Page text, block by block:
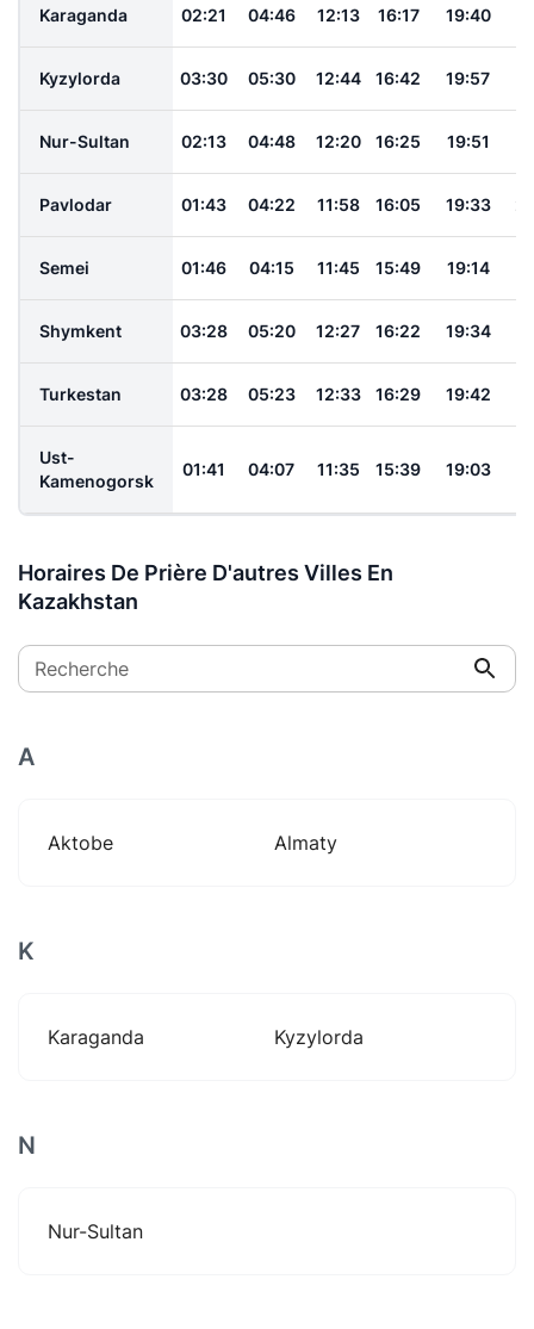
Karaganda 02:21 04:46 12:13 16:17 19:40
Kyzylorda 03:30 05:30 12:44 16:42 19:57
Nur-Sultan 02:13 04:48 12:20 16:25 19:51
Pavlodar 01:43 04:22 11:58 16:05 19:33
Semei 01:46 04:15 11:45 15:49 19:14
Shymkent 03:28 05:20 12:27 16:22 19:34
Turkestan 03:28 05:23 12:33 16:29 19:42
Ust-
Kamenogorsk
01:41 04:07 11:35 15:39 19:03
Horaires De Prière D'autres Villes En
Kazakhstan
Recherche
A
Aktobe Almaty
K
Karaganda Kyzylorda
N
Nur-Sultan